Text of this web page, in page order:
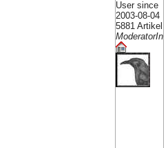
User since
2003-08-04
5881 Artikel
ModeratorIn